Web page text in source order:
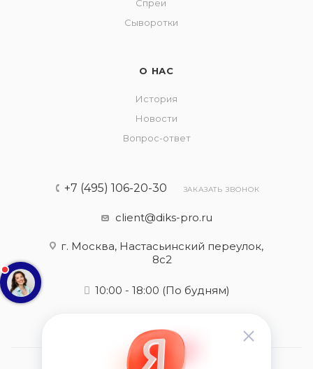
Спреи
Сыворотки
О НАС
История
Новости
Вопрос-ответ
+7 (495) 106-20-30 ЗАКАЗАТЬ ЗВОНОК
client@diks-pro.ru
г. Москва, Настасьинский переулок,
8с2
10:00 - 18:00 (По будням)